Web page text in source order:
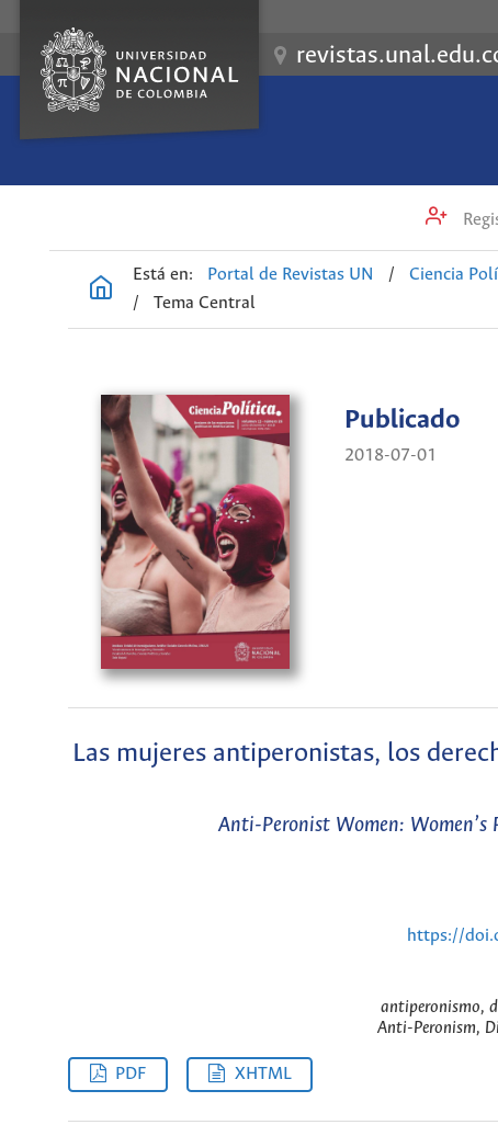
Está en: Portal de Revistas UN / Ciencia
/
Tema Central
Publicado
2018-07-01
Las mujeres antiperonistas, los
Anti-Peronist Women:
https://
antiperonismo,
Anti-Peronism,
PDF XHTML